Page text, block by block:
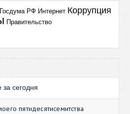
Госдума РФ Интернет Коррупция
Правительство
за сегодня
пятидесятисемитства